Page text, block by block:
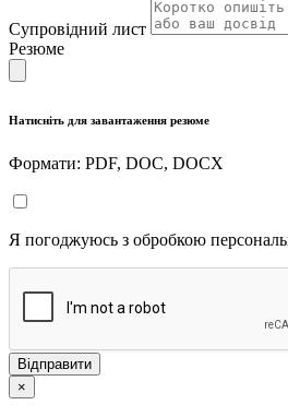
Супровідний лист
Резюме
Натисніть для завантаження резюме
Формати: PDF, DOC, DOCX
Я погоджуюсь з обробкою
Відправити
×